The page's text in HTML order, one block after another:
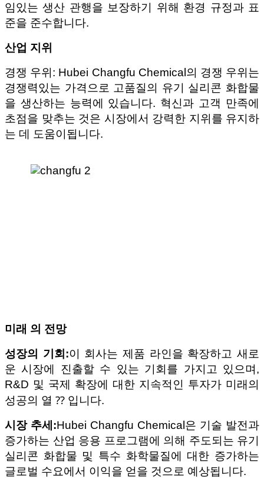
임있는 생산 관행을 보장하기 위해 환경 규정과 표
준을 준수합니다.
산업 지위
경쟁 우위: Hubei Changfu Chemical의 경쟁 우위는
경쟁력있는 가격으로 고품질의 유기 실리콘 화합물
을 생산하는 능력에 있습니다. 혁신과 고객 만족에
초점을 맞추는 것은 시장에서 강력한 지위를 유지하
는 데 도움이됩니다.
미래 의 전망
성장의 기회:이 회사는 제품 라인을 확장하고 새로
운 시장에 진출할 수 있는 기회를 가지고 있으며,
R&D 및 국제 확장에 대한 지속적인 투자가 미래의
성공의 열 ⁇ 입니다.
시장 추세:Hubei Changfu Chemical은 기술 발전과
증가하는 산업 응용 프로그램에 의해 주도되는 유기
실리콘 화합물 및 특수 화학물질에 대한 증가하는
글로벌 수요에서 이익을 얻을 것으로 예상됩니다.